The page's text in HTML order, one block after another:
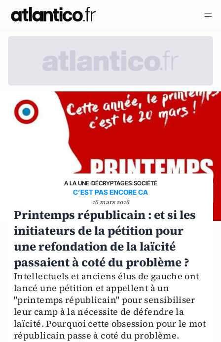
A LA UNE›DÉCRYPTAGES›SOCIÉTÉ
C’EST PAS ENCORE CA
16 mars 2016
Printemps républicain : et si les
initiateurs de la pétition pour
une refondation de la laïcité
passaient à coté du problème ?
Intellectuels et anciens élus de gauche ont
lancé une pétition et appellent à un
"printemps républicain" pour sensibiliser
leur camp à la nécessite de défendre la
laïcité. Pourquoi cette obsession pour le mot
républicain passe à coté du problème.